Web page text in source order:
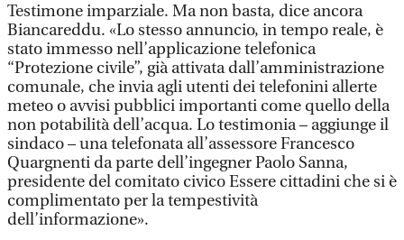
Testimone imparziale. Ma non basta, dice ancora
Biancareddu. «Lo stesso annuncio, in tempo reale, è
stato immesso nell’applicazione telefonica
“Protezione civile”, già attivata dall’amministrazione
comunale, che invia agli utenti dei telefonini allerte
meteo o avvisi pubblici importanti come quello della
non potabilità dell’acqua. Lo testimonia – aggiunge il
sindaco – una telefonata all’assessore Francesco
Quargnenti da parte dell’ingegner Paolo Sanna,
presidente del comitato civico Essere cittadini che si è
complimentato per la tempestività
dell’informazione».